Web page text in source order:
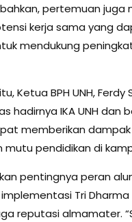
pertemuan juga
kerja sama yang
mendukung
Ketua BPH UNH, Ferdy
hadirnya IKA UNH dan
memberikan
mutu pendidikan di
pentingnya peran
Tri Dharma
reputasi almamater.